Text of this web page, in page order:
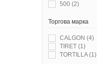
500 (2)
Торгова марка
CALGON (4)
TIRET (1)
TORTILLA(1)